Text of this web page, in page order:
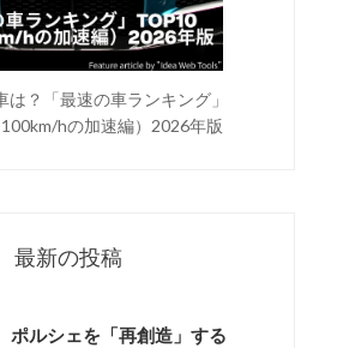
は？「最速の車ランキング」
hの加速編）2026年版
最新の投稿
ポルシェを「再創造」する